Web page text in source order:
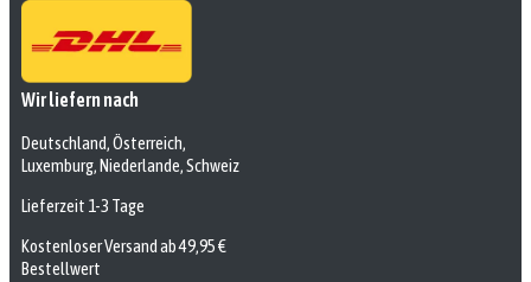
Wir liefern nach
Deutschland, Österreich,
Luxemburg, Niederlande, Schweiz
Lieferzeit 1-3 Tage
Kostenloser Versand ab 49,95 €
Bestellwert